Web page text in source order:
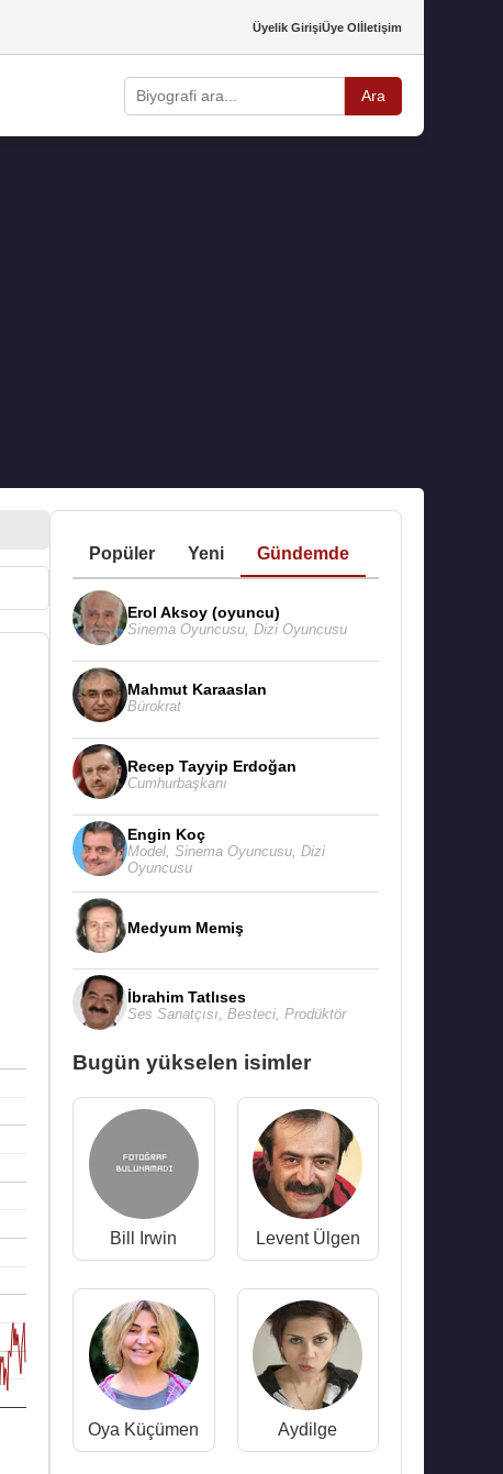
Üyelik GirişiÜye Olİletişim
Ara
Popüler Yeni Gündemde
Erol Aksoy (oyuncu)
Sinema Oyuncusu Dizi Oyuncusu
Mahmut Karaaslan
Bürokrat
Recep Tayyip Erdoğan
Cumhurbaşkanı
Engin Koç
Model, Sinema Oyuncusu, Dizi
Oyuncusu
Medyum Memiş
İbrahim Tatlıses
Ses Sanatçısı Besteci Prodüktör
Bugün yükselen isimler
Bill Irwin Levent Ülgen
Oya Küçümen Aydilge